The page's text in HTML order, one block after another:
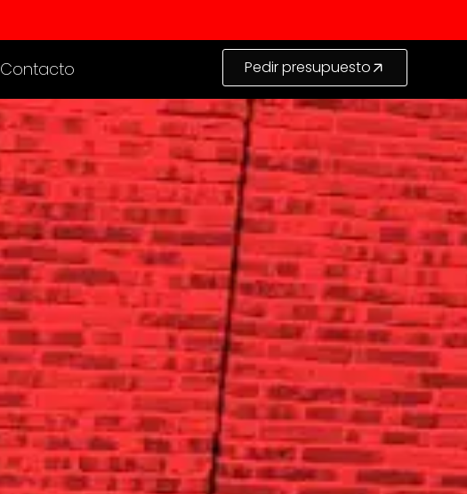
Contacto Pedir presupuesto